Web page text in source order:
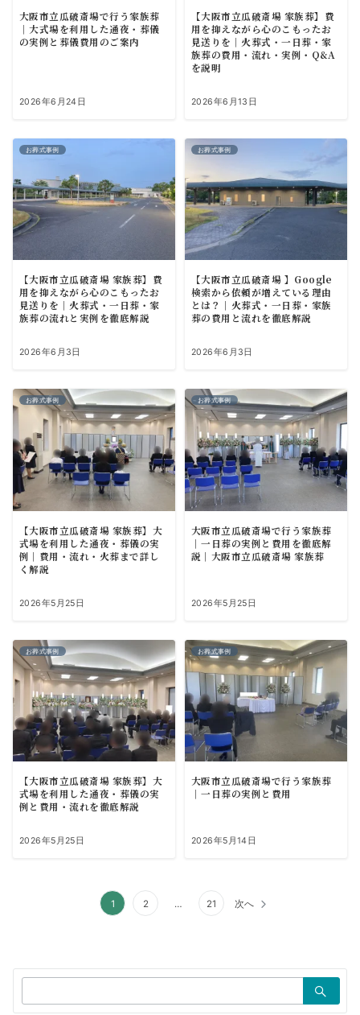
大阪市立瓜破斎場で行う家族葬
｜大式場を利用した通夜・葬儀
の実例と葬儀費用のご案内
2026年6月24日
【大阪市立瓜破斎場 家族葬】費
用を抑えながら心のこもったお
見送りを｜火葬式・一日葬・家
族葬の費用・流れ・実例・Q&A
を説明
2026年6月13日
お葬式事例
【大阪市立瓜破斎場 家族葬】費
用を抑えながら心のこもったお
見送りを｜火葬式・一日葬・家
族葬の流れと実例を徹底解説
2026年6月3日
お葬式事例
【大阪市立瓜破斎場 】Google
検索から依頼が増えている理由
とは？｜火葬式・一日葬・家族
葬の費用と流れを徹底解説
2026年6月3日
お葬式事例
【大阪市立瓜破斎場 家族葬】大
式場を利用した通夜・葬儀の実
例｜費用・流れ・火葬まで詳し
く解説
2026年5月25日
お葬式事例
大阪市立瓜破斎場で行う家族葬
｜一日葬の実例と費用を徹底解
説｜大阪市立瓜破斎場 家族葬
2026年5月25日
お葬式事例
【大阪市立瓜破斎場 家族葬】大
式場を利用した通夜・葬儀の実
例と費用・流れを徹底解説
2026年5月25日
お葬式事例
大阪市立瓜破斎場で行う家族葬
｜一日葬の実例と費用
2026年5月14日
ペ
1 2 … 21 次へ
索：